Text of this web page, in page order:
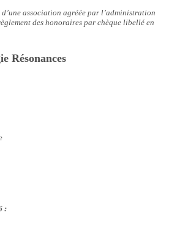
d’une association agréée par l’administration
des honoraires par chèque libellé en
Résonances
: